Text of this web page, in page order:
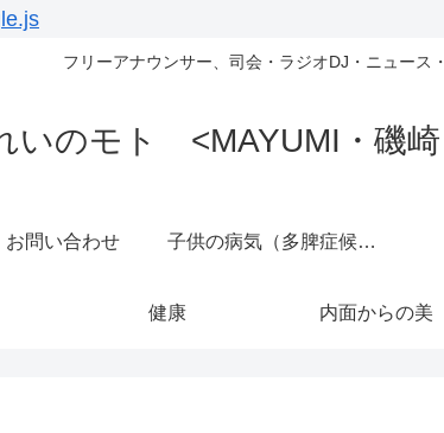
フリーアナウンサー、司会・ラジオDJ・ニュース
いのモト <MAYUMI・磯
お問い合わせ 子供の病気（多脾症候群）
健康 内面からの美